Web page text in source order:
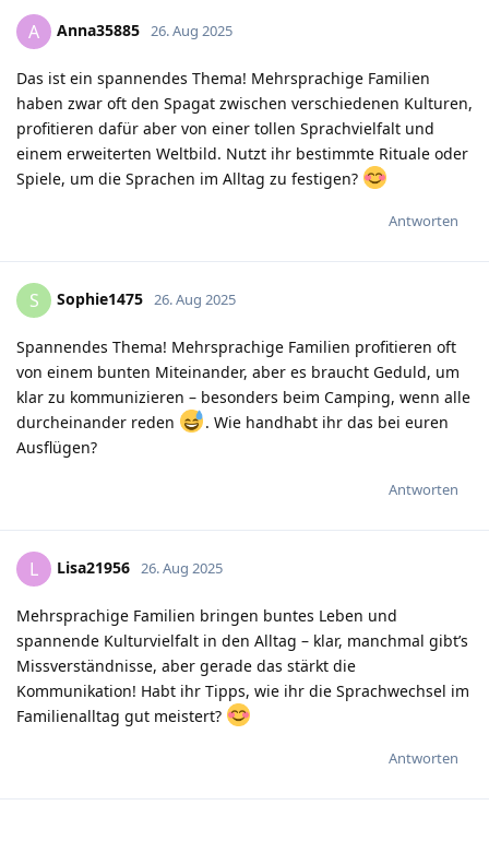
A Anna35885 26. Aug 2025
Das ist ein spannendes Thema! Mehrsprachige Familien
haben zwar oft den Spagat zwischen verschiedenen Kulturen,
profitieren dafür aber von einer tollen Sprachvielfalt und
einem erweiterten Weltbild. Nutzt ihr bestimmte Rituale oder
Spiele, um die Sprachen im Alltag zu festigen?
Antworten
S Sophie1475 26. Aug 2025
Spannendes Thema! Mehrsprachige Familien profitieren oft
von einem bunten Miteinander, aber es braucht Geduld, um
klar zu kommunizieren – besonders beim Camping, wenn alle
durcheinander reden
. Wie handhabt ihr das bei euren
Ausflügen?
Antworten
L Lisa21956 26. Aug 2025
Mehrsprachige Familien bringen buntes Leben und
spannende Kulturvielfalt in den Alltag – klar, manchmal gibt’s
Missverständnisse, aber gerade das stärkt die
Kommunikation! Habt ihr Tipps, wie ihr die Sprachwechsel im
Familienalltag gut meistert?
Antworten